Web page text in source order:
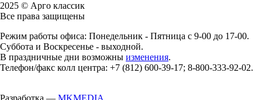
2025 © Арго классик
Все права защищены
Режим работы офиса: Понедельник - Пятница с 9-00 до 17-00.
Суббота и Воскресенье - выходной.
В праздничные дни возможны изменения.
Телефон/факс колл центра: +7 (812) 600-39-17; 8-800-333-92-02.